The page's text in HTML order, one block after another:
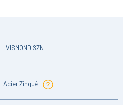
VISMONDISZN
Acier Zingué